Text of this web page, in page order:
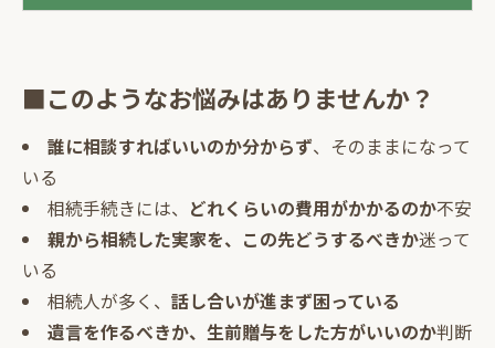
■このようなお悩みはありませんか？
誰に相談すればいいのか分からず、そのままになって
いる
相続手続きには、 どれくらいの費用がかかるのか不安
親から相続した実家を、この先どうするべきか迷って
いる
相続人が多く、 話し合いが進まず困っている
遺言を作るべきか、生前贈与をした方がいいのか判断